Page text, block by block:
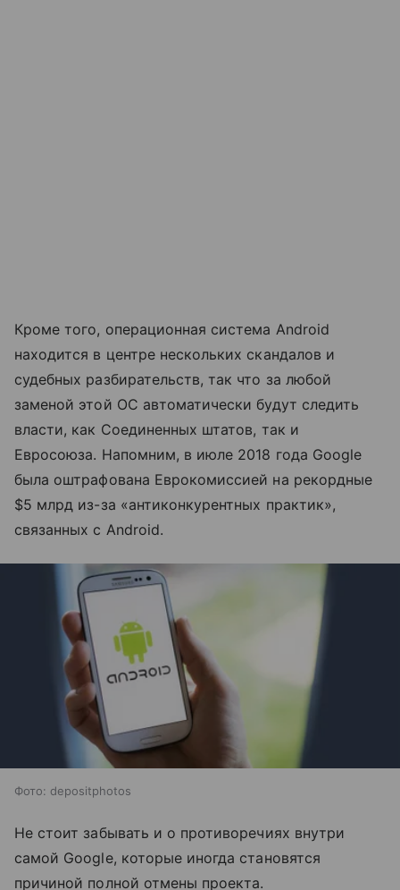
Кроме того, операционная система Android
находится в центре нескольких скандалов и
судебных разбирательств, так что за любой
заменой этой ОС автоматически будут следить
власти, как Соединенных штатов, так и
Евросоюза. Напомним, в июле 2018 года Google
была оштрафована Еврокомиссией на рекордные
$5 млрд из-за «антиконкурентных практик»,
связанных с Android.
Фото: depositphotos
Не стоит забывать и о противоречиях внутри
самой Google, которые иногда становятся
причиной полной отмены проекта.